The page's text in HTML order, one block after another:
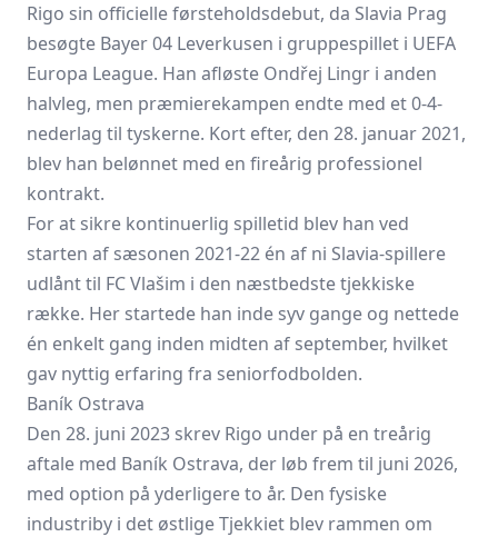
Rigo sin officielle førsteholdsdebut, da Slavia Prag
besøgte Bayer 04 Leverkusen i gruppespillet i UEFA
Europa League. Han afløste Ondřej Lingr i anden
halvleg, men præmierekampen endte med et 0-4-
nederlag til tyskerne. Kort efter, den 28. januar 2021,
blev han belønnet med en fireårig professionel
kontrakt.
For at sikre kontinuerlig spilletid blev han ved
starten af sæsonen 2021-22 én af ni Slavia-spillere
udlånt til FC Vlašim i den næstbedste tjekkiske
række. Her startede han inde syv gange og nettede
én enkelt gang inden midten af september, hvilket
gav nyttig erfaring fra seniorfodbolden.
Baník Ostrava
Den 28. juni 2023 skrev Rigo under på en treårig
aftale med Baník Ostrava, der løb frem til juni 2026,
med option på yderligere to år. Den fysiske
industriby i det østlige Tjekkiet blev rammen om